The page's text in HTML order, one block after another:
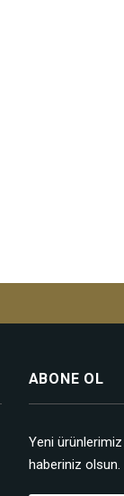
ABONE OL
Yeni ürünlerimiz
haberiniz olsun.